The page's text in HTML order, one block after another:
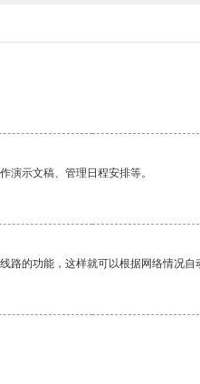
演示文稿、管理日程安排等。
的功能，这样就可以根据网络情况自